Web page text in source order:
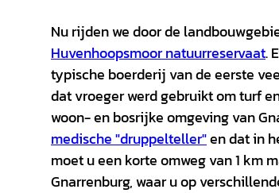
Nu rijden we door de
Huvenhoopsmoor natuurreservaat.
typische boerderij van de eerste
dat vroeger werd gebruikt om turf
woon- en bosrijke omgeving van
medische "druppelteller"en dat in
moet u een korte omweg van 1 km
Gnarrenburg, waar u op